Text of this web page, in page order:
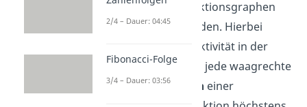
herkömmlichen Funktionsgraphen
veranschaulicht werden. Hierbei
spiegelt sich die Injektivität in der
Tatsache wider, dass jede waagrechte
Gerade denGraphen einer
2/4 – Dauer: 04:45
Fibonacci-Folge
3/4 – Dauer: 03:56